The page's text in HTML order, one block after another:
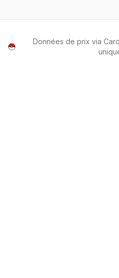
Données de prix via